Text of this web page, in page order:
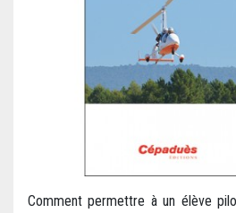
Comment permettre à un élève